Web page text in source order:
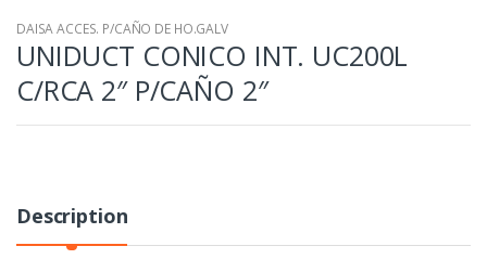
DAISA ACCES. P/CAÑO DE HO.GALV
UNIDUCT CONICO INT. UC200L
C/RCA 2″ P/CAÑO 2″
Description